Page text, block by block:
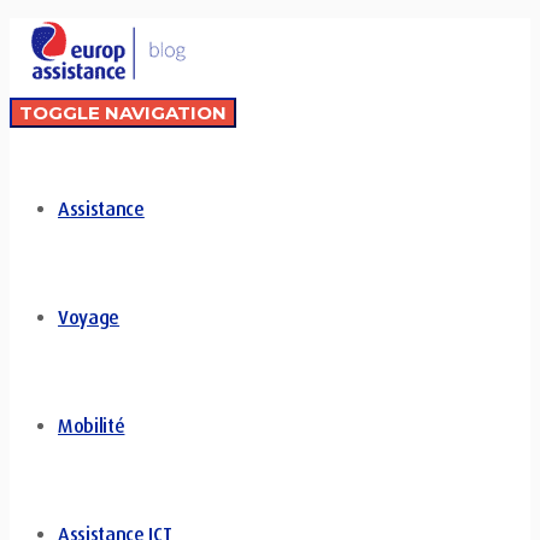
TOGGLE NAVIGATION
Assistance
Voyage
Mobilité
Assistance ICT